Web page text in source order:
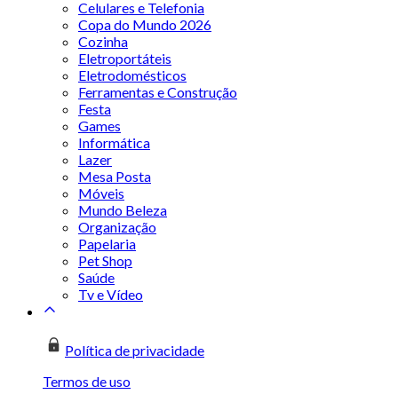
Celulares e Telefonia
Copa do Mundo 2026
Cozinha
Eletroportáteis
Eletrodomésticos
Ferramentas e Construção
Festa
Games
Informática
Lazer
Mesa Posta
Móveis
Mundo Beleza
Organização
Papelaria
Pet Shop
Saúde
Tv e Vídeo
Política de privacidade
Termos de uso